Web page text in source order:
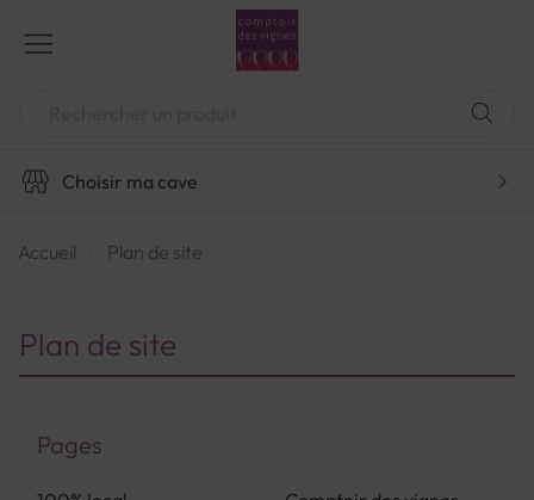
contenu
Choisir ma cave
Accueil Plan de site
Plan de site
Pages